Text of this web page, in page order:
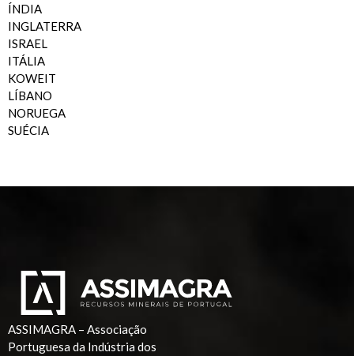
ÍNDIA
INGLATERRA
ISRAEL
ITÁLIA
KOWEIT
LÍBANO
NORUEGA
SUÉCIA
ASSIMAGRA – Associação
Portuguesa da Indústria dos